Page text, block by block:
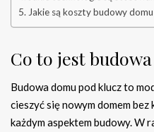
Jakie są koszty budowy
Co to jest
Budowa domu pod klucz to
cieszyć się nowym domem
każdym aspektem budowy. W